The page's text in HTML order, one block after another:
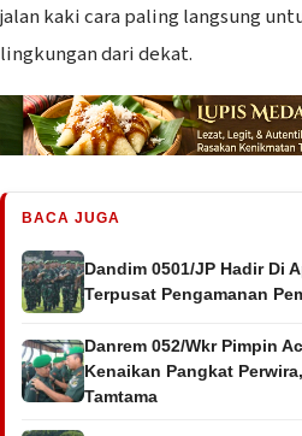
jalan kaki cara paling langsung
lingkungan dari dekat.
BACA JUGA
Dandim 0501/JP Hadir Di
Terpusat Pengamanan
Danrem 052/Wkr Pimpin
Kenaikan Pangkat
Tamtama